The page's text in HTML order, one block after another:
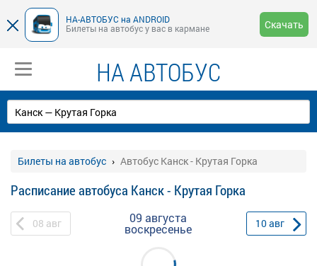
НА-АВТОБУС на ANDROID
Билеты на автобус у вас в кармане
Скачать
НА АВТОБУС
Билеты на автобус Автобус Канск - Крутая Горка
Расписание автобуса Канск - Крутая Горка
08 авг 09 августа
воскресенье 10авг